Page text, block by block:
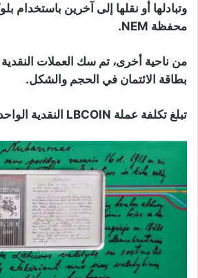
محفظة NEM.
من ناحية أخرى، تم سك العملات
بطاقة الائتمان في الحجم والشكل.
تبلغ تكلفة عملة LBCOIN النقدية الواحدة 99 يورو.